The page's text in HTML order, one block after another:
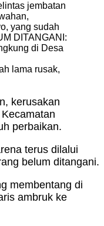
jembatan
yang sudah
DITANGANI:
di Desa
lama rusak,
kerusakan
perbaikan.
terus dilalui
belum ditangani.
membentang di
ambruk ke